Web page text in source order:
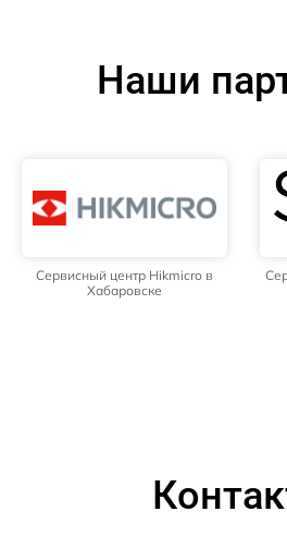
Наши
Сервисный центр Hikmicro в
Хабаровске